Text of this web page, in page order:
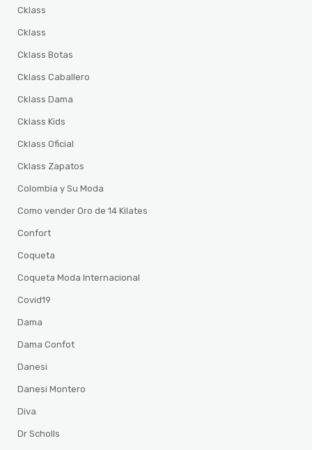
Cklass
Cklass
Cklass Botas
Cklass Caballero
Cklass Dama
Cklass Kids
Cklass Oficial
Cklass Zapatos
Colombia y Su Moda
Como vender Oro de 14 Kilates
Confort
Coqueta
Coqueta Moda Internacional
Covid19
Dama
Dama Confot
Danesi
Danesi Montero
Diva
Dr Scholls